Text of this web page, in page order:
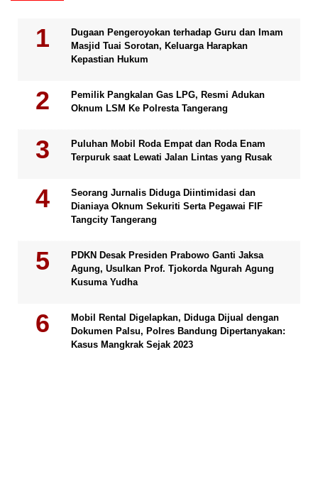
Dugaan Pengeroyokan terhadap Guru dan Imam
Masjid Tuai Sorotan, Keluarga Harapkan
Kepastian Hukum
Pemilik Pangkalan Gas LPG, Resmi Adukan
Oknum LSM Ke Polresta Tangerang
Puluhan Mobil Roda Empat dan Roda Enam
Terpuruk saat Lewati Jalan Lintas yang Rusak
Seorang Jurnalis Diduga Diintimidasi dan
Dianiaya Oknum Sekuriti Serta Pegawai FIF
Tangcity Tangerang
PDKN Desak Presiden Prabowo Ganti Jaksa
Agung, Usulkan Prof. Tjokorda Ngurah Agung
Kusuma Yudha
Mobil Rental Digelapkan, Diduga Dijual dengan
Dokumen Palsu, Polres Bandung Dipertanyakan:
Kasus Mangkrak Sejak 2023